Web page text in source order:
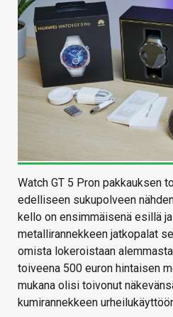
Watch GT 5 Pron pakkauksen
edelliseen sukupolveen
kello on ensimmäisenä esillä
metallirannekkeen jatkopalat
omista lokeroistaan
toiveena 500 euron hintaisen
mukana olisi toivonut
kumirannekkeen